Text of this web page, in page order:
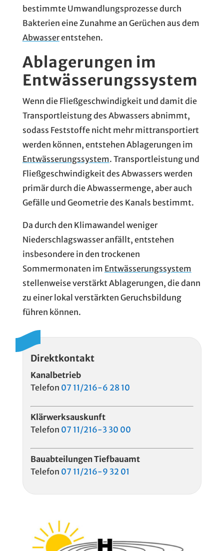
bestimmte Umwandlungsprozesse durch
Bakterien eine Zunahme an Gerüchen aus dem
Abwasserentstehen.
Ablagerungen im
Entwässerungssystem
Wenn die Fließgeschwindigkeit und damit die
Transportleistung des Abwassers abnimmt,
sodass Feststoffe nicht mehr mittransportiert
werden können, entstehen Ablagerungen im
Entwässerungssystem. Transportleistung und
Fließgeschwindigkeit des Abwassers werden
primär durch die Abwassermenge, aber auch
Gefälle und Geometrie des Kanals bestimmt.
Da durch den Klimawandel weniger
Niederschlagswasser anfällt, entstehen
insbesondere in den trockenen
Sommermonaten im Entwässerungssystem
stellenweise verstärkt Ablagerungen, die dann
zu einer lokal verstärkten Geruchsbildung
führen können.
Direktkontakt
Kanalbetrieb
Telefon 07 11/216-6 28 10
Klärwerksauskunft
Telefon 07 11/216-3 30 00
Bauabteilungen Tiefbauamt
Telefon 07 11/216-9 32 01